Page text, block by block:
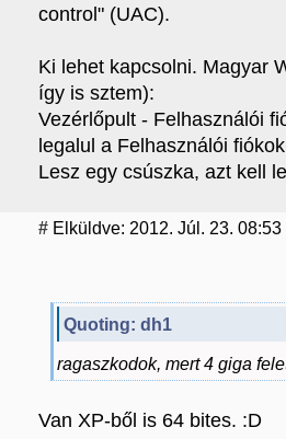
control" (UAC).
Ki lehet kapcsolni. Magyar
így is sztem):
Vezérlőpult - Felhasználói
legalul a Felhasználói
Lesz egy csúszka, azt kell
# Elküldve: 2012. Júl. 23. 08:53
Quoting: dh1
ragaszkodok, mert 4 giga
Van XP-ből is 64 bites. :D